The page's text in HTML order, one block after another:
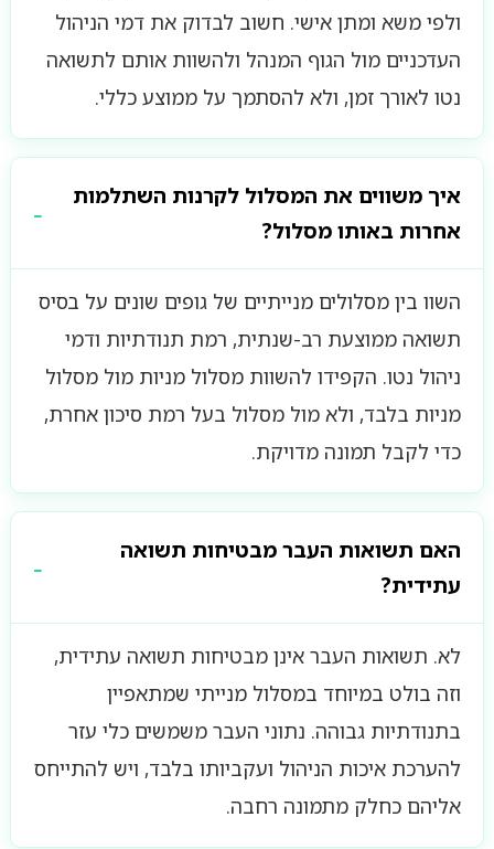
ולפי משא ומתן אישי. חשוב לבדוק את דמי הניהול
העדכניים מול הגוף המנהל ולהשוות אותם לתשואה
נטו לאורך זמן, ולא להסתמך על ממוצע כללי.
איך משווים את המסלול לקרנות השתלמות
אחרות באותו מסלול?
השוו בין מסלולים מנייתיים של גופים שונים על בסיס
תשואה ממוצעת רב-שנתית, רמת תנודתיות ודמי
ניהול נטו. הקפידו להשוות מסלול מניות מול מסלול
מניות בלבד, ולא מול מסלול בעל רמת סיכון אחרת,
כדי לקבל תמונה מדויקת.
האם תשואות העבר מבטיחות תשואה
עתידית?
לא. תשואות העבר אינן מבטיחות תשואה עתידית,
וזה בולט במיוחד במסלול מנייתי שמתאפיין
בתנודתיות גבוהה. נתוני העבר משמשים כלי עזר
להערכת איכות הניהול ועקביותו בלבד, ויש להתייחס
אליהם כחלק מתמונה רחבה.